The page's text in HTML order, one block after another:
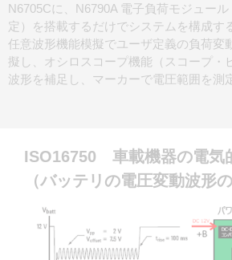
N6705Cに、N6790A 電子負荷モジュール
定）を搭載するだけでシステムを構成す
任意波形機能模擬でユーザ定義の負荷変
擬し、オシロスコープ機能（スコープ・
波形を補足し、マーカーで電圧範囲を測
ISO16750 車載機器の電気
（バッテリの電圧変動波形の